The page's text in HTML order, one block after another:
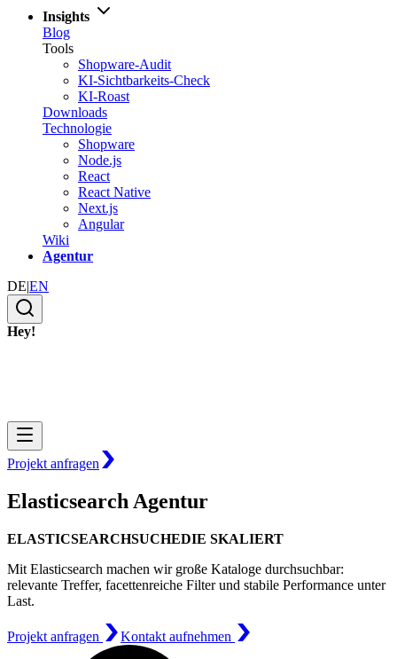
Insights
Blog
Tools
Shopware-Audit
KI-Sichtbarkeits-Check
KI-Roast
Downloads
Technologie
Shopware
Node.js
React
React Native
Next.js
Angular
Wiki
Agentur
DE|EN
Hey!
Projekt anfragen
Elasticsearch Agentur
ELASTICSEARCHSUCHEDIE SKALIERT
Mit Elasticsearch machen wir große Kataloge durchsuchbar:
relevante Treffer, facettenreiche Filter und stabile Performance unter
Last.
Projekt anfragen Kontakt aufnehmen